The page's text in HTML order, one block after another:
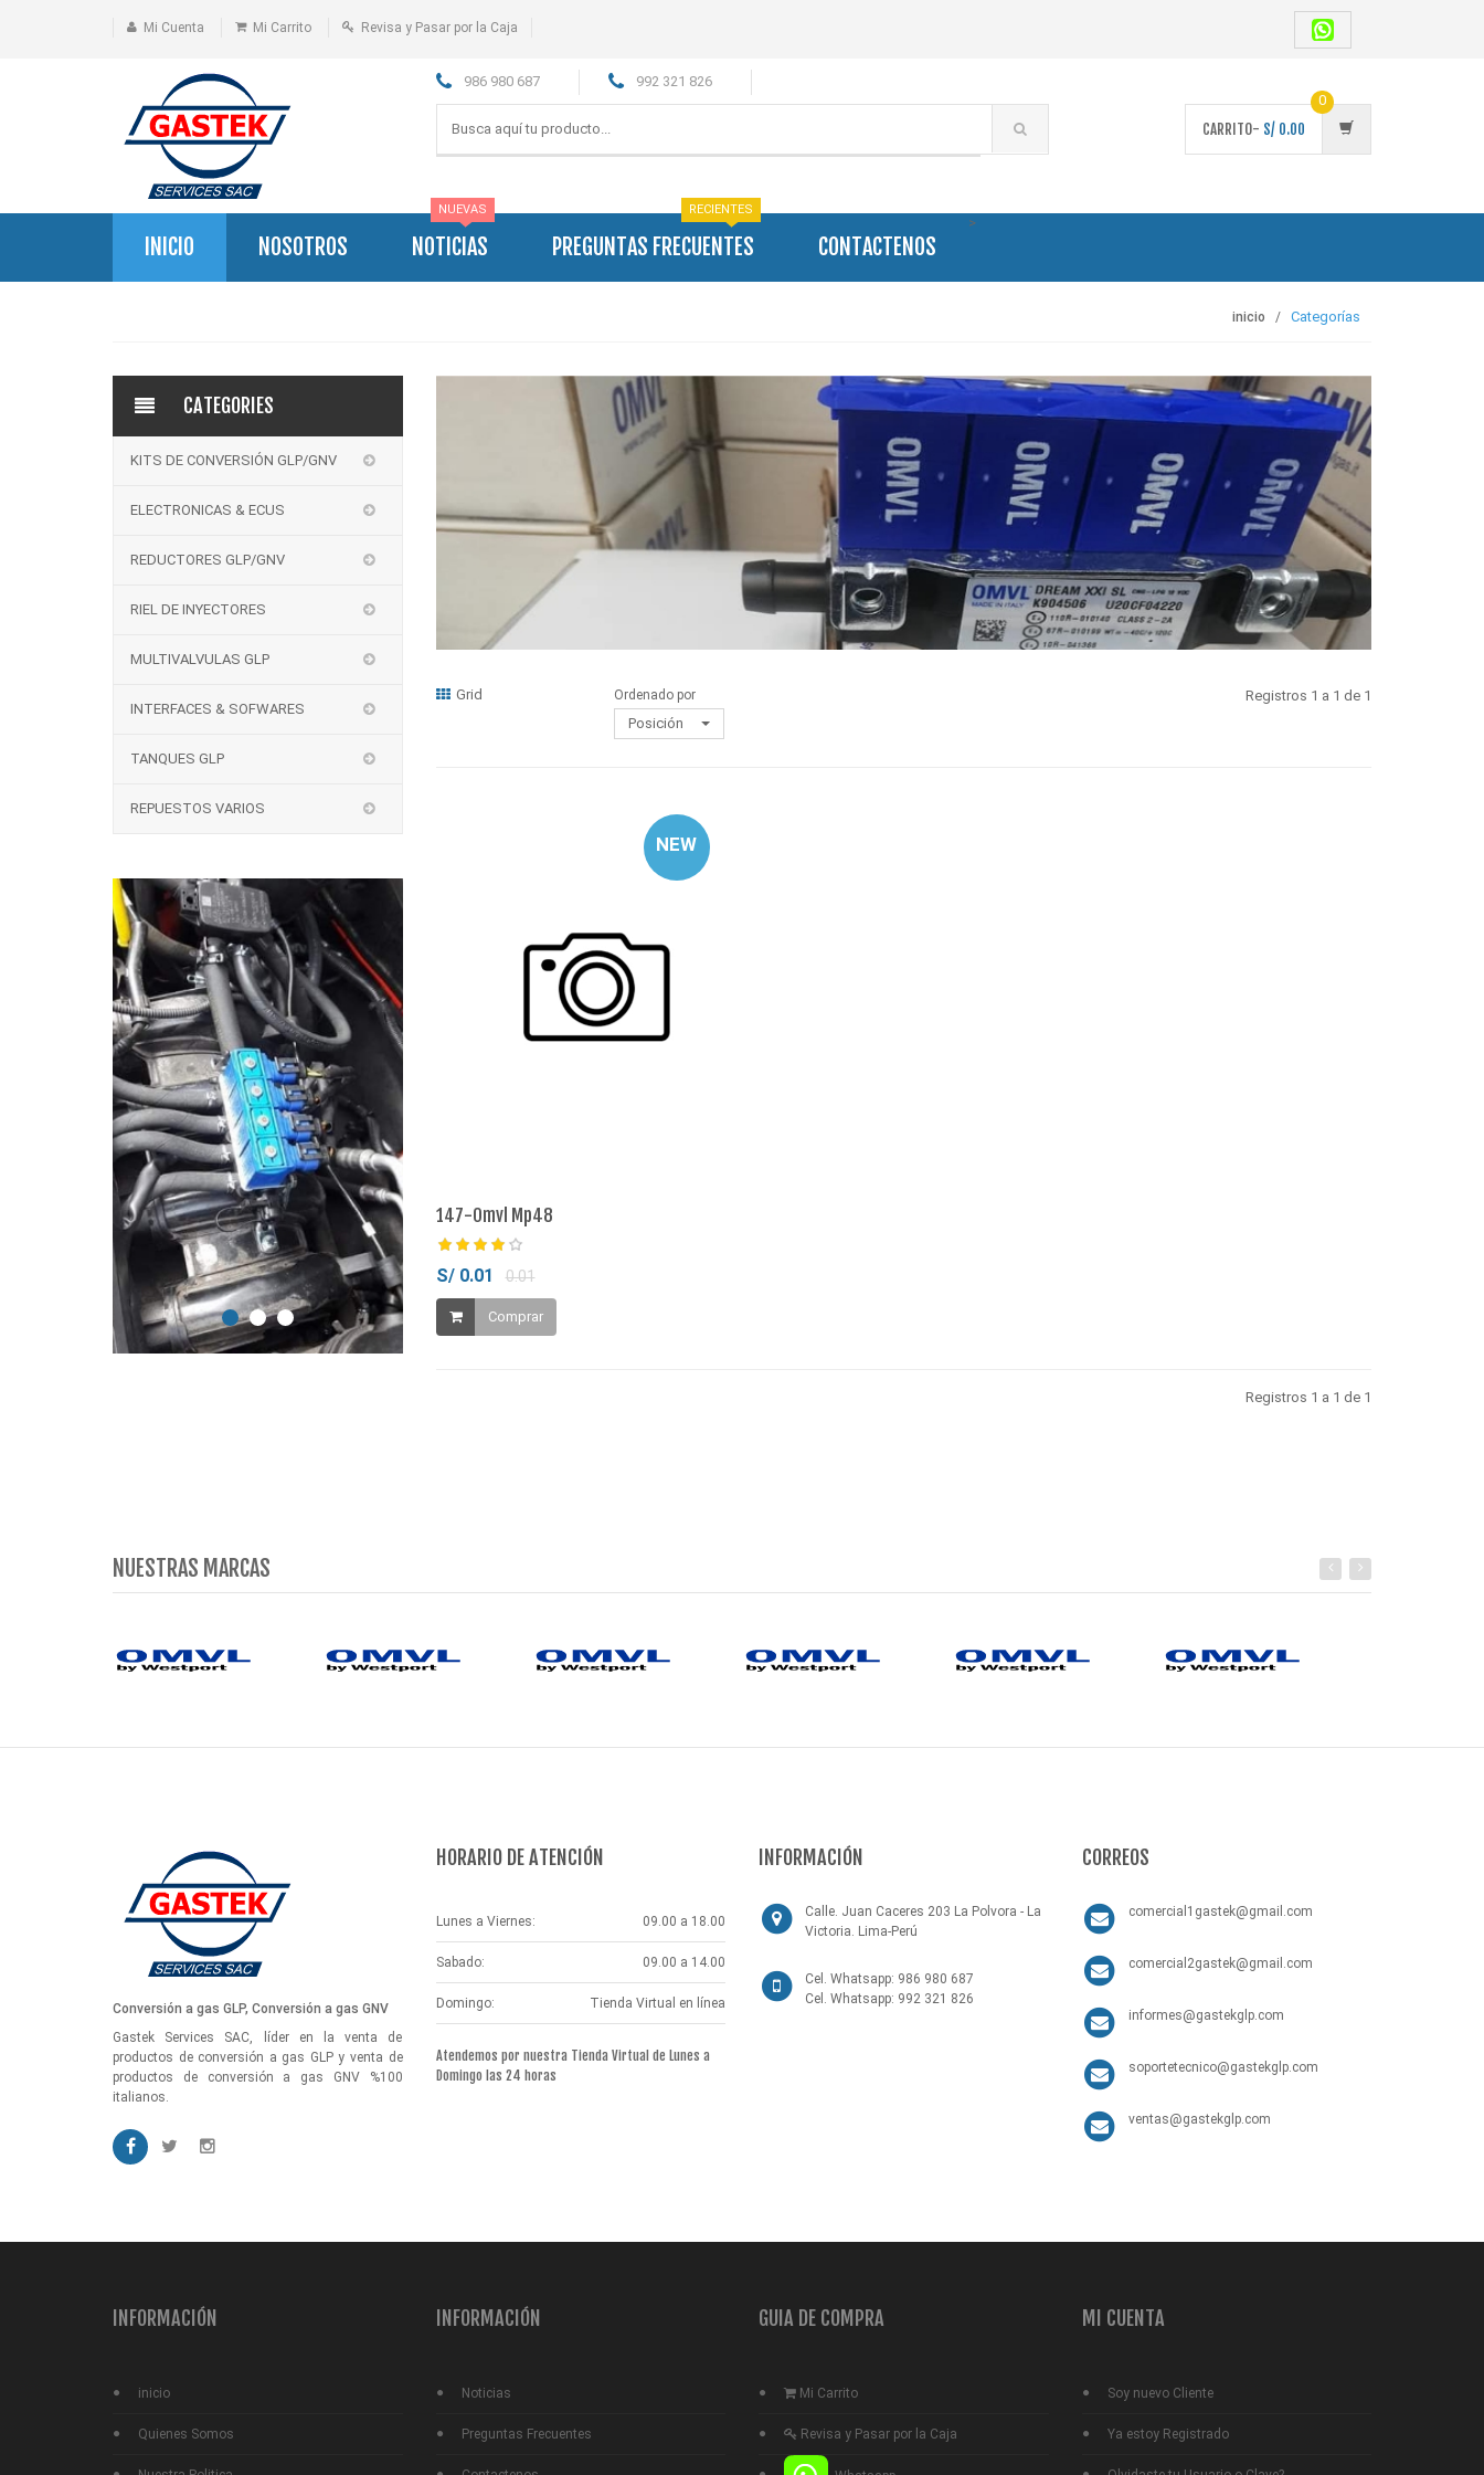
Mi Cuenta Mi Carrito Revisa y Pasar por la Caja
986 980 687 992 321 826
CARRITO- S/ 0.00
0
INICIO NOSOTROS
>
NOTICIAS
NUEVAS
PREGUNTAS FRECUENTES
RECIENTES
CONTACTENOS
inicio Categorías
CATEGORIES
KITS DE CONVERSIÓN GLP/GNV
ELECTRONICAS & ECUS
REDUCTORES GLP/GNV
RIEL DE INYECTORES
MULTIVALVULAS GLP
INTERFACES & SOFWARES
TANQUES GLP
REPUESTOS VARIOS
Grid Ordenado por
Posición
Registros 1 a 1 de 1
NEW
147-Omvl Mp48
S/ 0.01 0.01
Comprar
Registros 1 a 1 de 1
NUESTRAS MARCAS
Conversión a gas GLP, Conversión a gas GNV
Gastek Services SAC, líder en la venta de
productos de conversión a gas GLP y venta de
productos de conversión a gas GNV %100
italianos.
HORARIO DE ATENCIÓN
Lunes a Viernes: 09.00 a 18.00
Sabado: 09.00 a 14.00
Domingo: Tienda Virtual en línea
Atendemos por nuestra Tienda Virtual de Lunes a
Domingo las 24 horas
INFORMACIÓN
Calle. Juan Caceres 203 La Polvora - La
Victoria. Lima-Perú
Cel. Whatsapp: 986 980 687
Cel. Whatsapp: 992 321 826
CORREOS
comercial1gastek@gmail.com
comercial2gastek@gmail.com
informes@gastekglp.com
soportetecnico@gastekglp.com
ventas@gastekglp.com
INFORMACIÓN
inicio
Quienes Somos
INFORMACIÓN
Noticias
Preguntas Frecuentes
GUIA DE COMPRA
Mi Carrito
Revisa y Pasar por la Caja
MI CUENTA
Soy nuevo Cliente
Ya estoy Registrado